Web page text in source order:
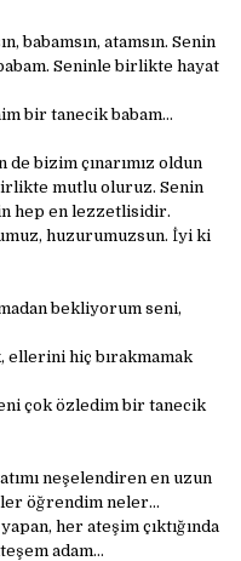
babamsın, atamsın. Senin
Seninle birlikte hayat
bir tanecik babam…
de bizim çınarımız oldun
mutlu oluruz. Senin
hep en lezzetlisidir.
huzurumuzsun. İyi ki
bekliyorum seni,
ellerini hiç bırakmamak
çok özledim bir tanecik
neşelendiren en uzun
öğrendim neler…
her ateşim çıktığında
adam…